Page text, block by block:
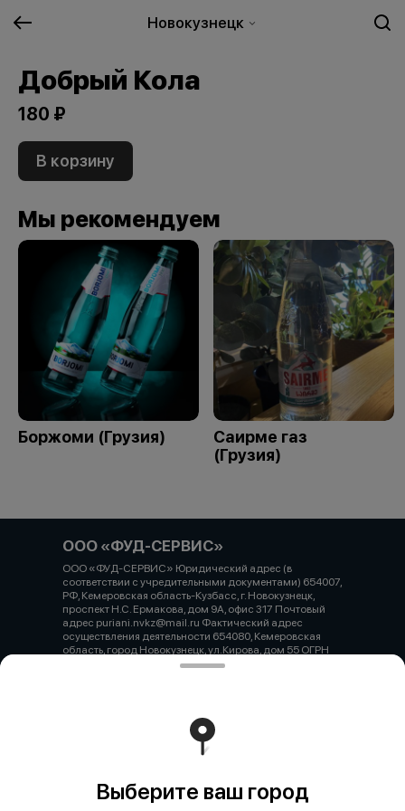
Новокузнецк
Добрый Кола
180 ₽
В корзину
Мы рекомендуем
Боржоми (Грузия)
Саирме газ
(Грузия)
ООО «ФУД-СЕРВИС»
ООО «ФУД-СЕРВИС» Юридический адрес (в
соответствии с учредительными документами) 654007,
РФ, Кемеровская область-Кузбасс, г. Новокузнецк,
проспект Н.С. Ермакова, дом 9А, офис 317 Почтовый
адрес puriani.nvkz@mail.ru Фактический адрес
осуществления деятельности 654080, Кемеровская
область, город Новокузнецк, ул.Кирова, дом 55 ОГРН
1234200003993 ИНН / КПП 4217207840 / 421745001
Кемеровское отделение №8615 ПАО Сбербанк
Работает на эффективном ядре
Выберите ваш город